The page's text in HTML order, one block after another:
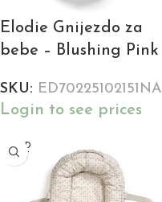
Elodie Gnijezdo za
bebe – Blushing Pink
SKU: ED70225102151NA
Login to see prices
SOLD
OUT